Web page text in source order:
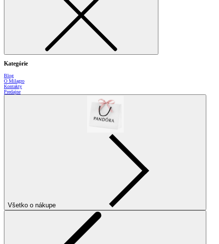
Kategórie
Blog
O Milagro
Kontakty
Predajne
Všetko o nákupe